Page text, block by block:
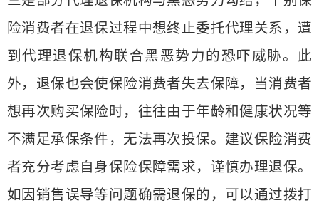
险消费者在退保过程中想终止委托代理关系，遭
到代理退保机构联合黑恶势力的恐吓威胁。此
外，退保也会使保险消费者失去保障，当消费者
想再次购买保险时，往往由于年龄和健康状况等
不满足承保条件，无法再次投保。建议保险消费
者充分考虑自身保险保障需求，谨慎办理退保。
如因销售误导等问题确需退保的，可以通过拨打